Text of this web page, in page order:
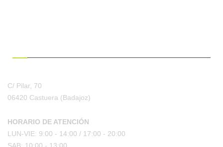
C/ Pilar, 70
06420 Castuera (Badajoz)
HORARIO DE ATENCIÓN
LUN-VIE: 9:00 - 14:00 / 17:00 - 20:00
SAB: 10:00 - 13:00